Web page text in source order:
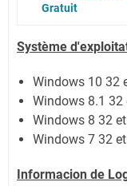
Gratuit
Système
Windows 10 32
Windows 8.1 32
Windows 8 32
Windows 7 32
Informacion de